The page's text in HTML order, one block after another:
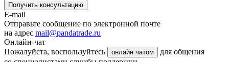
Получить консультацию
E-mail
Отправьте сообщение по электронной почте
на адрес mail@pandatrade.ru
Онлайн-чат
Пожалуйста, воспользуйтесь
онлайн чатом
для общения